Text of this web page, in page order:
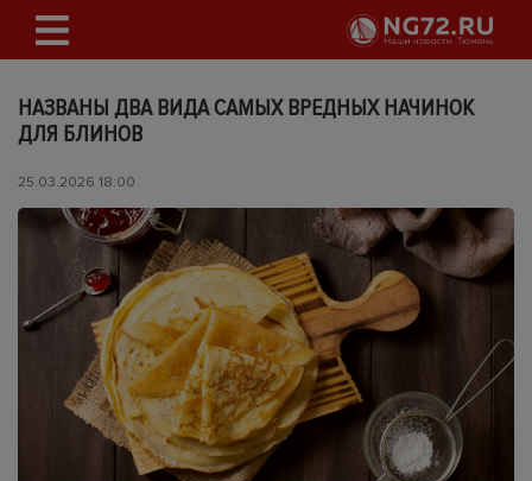
НАЗВАНЫ ДВА ВИДА САМЫХ ВРЕДНЫХ НАЧИНОК
ДЛЯ БЛИНОВ
25.03.2026 18:00